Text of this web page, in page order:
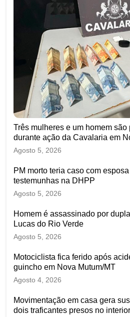
Três mulheres e um homem são
durante ação da Cavalaria em
Agosto 5, 2026
PM morto teria caso com
testemunhas na DHPP
Agosto 5, 2026
Homem é assassinado por
Lucas do Rio Verde
Agosto 5, 2026
Motociclista fica ferido após
guincho em Nova Mutum/MT
Agosto 4, 2026
Movimentação em casa gera
dois traficantes presos no